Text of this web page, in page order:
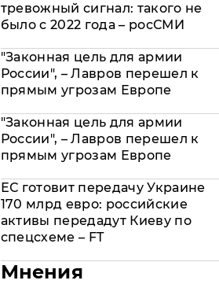
тревожный сигнал: такого не
было с 2022 года – росСМИ
"Законная цель для армии
России", – Лавров перешел к
прямым угрозам Европе
"Законная цель для армии
России", – Лавров перешел к
прямым угрозам Европе
ЕС готовит передачу Украине
170 млрд евро: российские
активы передадут Киеву по
спецсхеме – FT
Мнения